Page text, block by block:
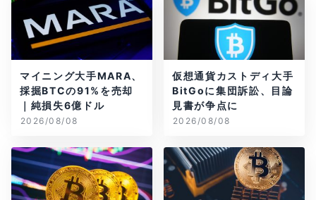
マイニング大手MARA、
採掘BTCの91%を売却
｜純損失6億ドル
2026/08/08
仮想通貨カストディ大手
BitGoに集団訴訟、目論
見書が争点に
2026/08/08